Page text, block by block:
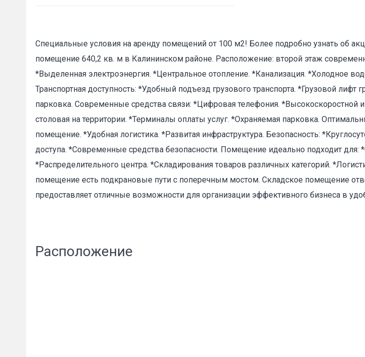
Специальные условия на аренду помещений от 100 м2! Более подробно узнать об
помещение 640,2 кв. м в Калининском районе. Расположение: второй этаж
*Выделенная электроэнергия. *Центральное отопление. *Канализация. *Холодное
Транспортная доступность: *Удобный подъезд грузового транспорта. *Грузовой
парковка. Современные средства связи: *Цифровая телефония. *Высокоскоростной
столовая на территории. *Терминалы оплаты услуг. *Охраняемая парковка.
помещение. *Удобная логистика. *Развитая инфраструктура. Безопасность:
доступа. *Современные средства безопасности. Помещение идеально подходит для:
*Распределительного центра. *Складирования товаров различных категорий.
помещение есть подкрановые пути с поперечным мостом. Складское помещение
предоставляет отличные возможности для организации эффективного бизнеса в
Расположение
Пожаловаться на
Ваше имя
E-mail*